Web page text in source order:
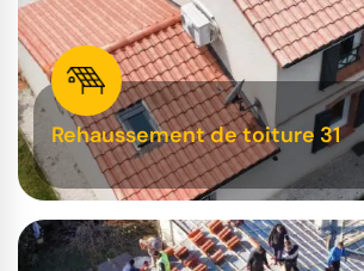
Rehaussement de toiture 31